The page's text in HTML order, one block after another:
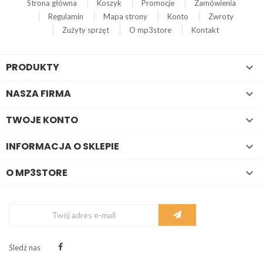
Strona główna Koszyk Promocje
Zamówienia
Regulamin
Mapa strony Konto
Zwroty
Zużyty sprzęt
O mp3store Kontakt
PRODUKTY 
NASZA FIRMA 
TWOJE KONTO 
INFORMACJA O SKLEPIE 
O MP3STORE 
Śledź nas